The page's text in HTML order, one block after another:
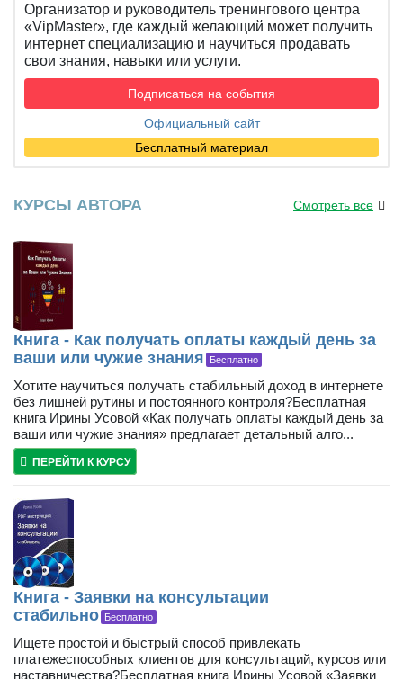
Организатор и руководитель тренингового центра
«VipMaster», где каждый желающий может получить
интернет специализацию и научиться продавать
свои знания, навыки или услуги.
Подписаться на события
Официальный сайт
Бесплатный материал
КУРСЫ АВТОРА Смотреть все
Книга - Как получать оплаты каждый день за
ваши или чужие знания
Бесплатно
Хотите научиться получать стабильный доход в интернете
без лишней рутины и постоянного контроля?Бесплатная
книга Ирины Усовой «Как получать оплаты каждый день за
ваши или чужие знания» предлагает детальный алго...
ПЕРЕЙТИ К КУРСУ
Книга - Заявки на консультации
стабильно Бесплатно
Ищете простой и быстрый способ привлекать
платежеспособных клиентов для консультаций, курсов или
наставничества?Бесплатная книга Ирины Усовой «Заявки